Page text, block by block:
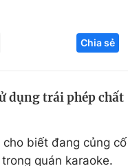
Công nghệ
Sản phẩm
Tư vấn
Chia sẻ
dụng trái phép chất
biết đang củng cố
trong quán karaoke.